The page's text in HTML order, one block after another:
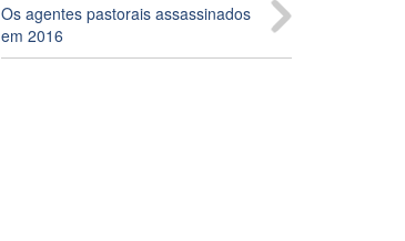
Os agentes pastorais assassinados
em 2016